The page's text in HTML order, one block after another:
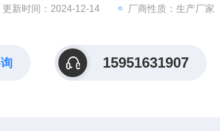
更新时间：2024-12-14 厂商性质：生产厂家
15951631907